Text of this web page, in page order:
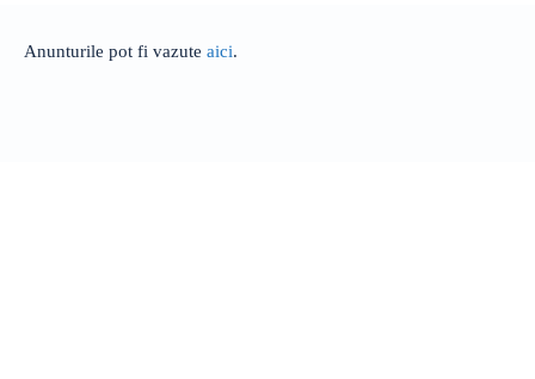
Anunturile pot fi vazute aici.